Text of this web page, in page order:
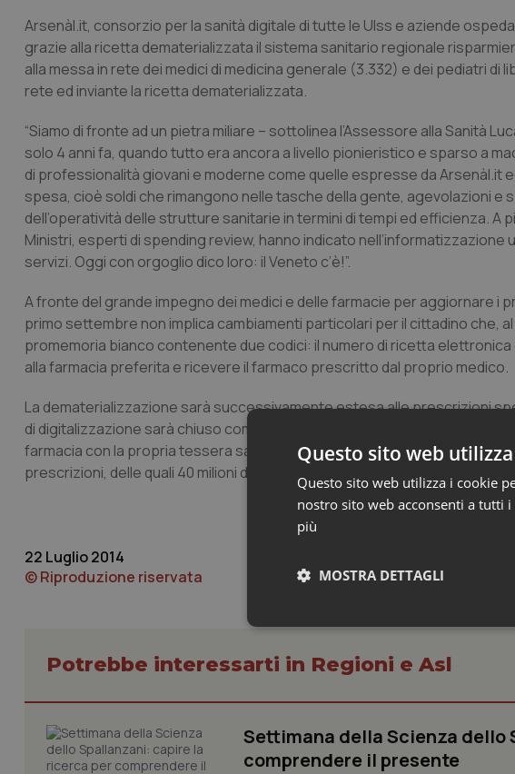
Arsenàl.it, consorzio per la sanità digitale di tutte le Ulss e aziende
grazie alla ricetta dematerializzata il sistema sanitario regionale
alla messa in rete dei medici di medicina generale (3.332) e dei pediatri
rete ed inviante la ricetta dematerializzata.
“Siamo di fronte ad un pietra miliare – sottolinea l’Assessore alla Sanità
solo 4 anni fa, quando tutto era ancora a livello pionieristico e sparso a
di professionalità giovani e moderne come quelle espresse da Arsenàl.it
spesa, cioè soldi che rimangono nelle tasche della gente, agevolazioni
dell’operatività delle strutture sanitarie in termini di tempi ed efficienza. A
Ministri, esperti di spending review, hanno indicato
servizi. Oggi con orgoglio dico loro: il Veneto c’è!”.
A fronte del grande impegno dei medici e delle farmacie per aggiornare i
primo settembre non implica cambiamenti particolari per il cittadino che,
promemoria bianco contenente due codici: il numero di ricetta
alla farmacia preferita e ricevere il farmaco prescritto dal proprio medico.
La dematerializzazione sarà successivamente estesa alle prescrizioni
di digitalizzazione sarà chiuso completamente dal 2015 quando la ricetta
farmacia con la propria tessera sanitaria per ricevere il farmaco
prescrizioni, delle quali 40 milioni di farmaceutiche e 20 milioni di
22 Luglio 2014
© Riproduzione riservata
Potrebbe interessarti in Regioni e Asl
Settimana della Scienza dello
comprendere il presente
Questo sito web
Questo sito web utilizza i cookie
nostro sito web acconsenti a tutti
più
MOSTRA DETTAGLI
Necessari